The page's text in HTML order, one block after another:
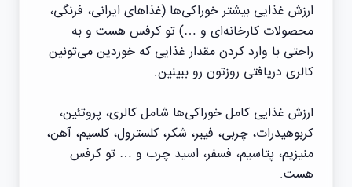
ارزش غذایی بیشتر خوراکی‌ها (غذاهای ایرانی، فرنگی،
محصولات کارخانه‌ای و …) تو کرفس هست و به
راحتی با وارد کردن مقدار غذایی که خوردین می‌تونین
کالری‌ دریافتی روزتون رو ببینین.
ارزش غذایی کامل خوراکی‌ها شامل کالری، پروتئین،
کربوهیدرات، چربی، فیبر، شکر، کلسترول، کلسیم، آهن،
منیزیم، پتاسیم، فسفر، اسید چرب و … تو کرفس
هست.